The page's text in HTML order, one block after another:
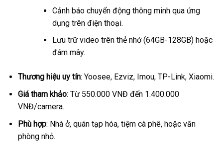
Cảnh báo chuyển động thông minh qua ứng
dụng trên điện thoại.
Lưu trữ video trên thẻ nhớ (64GB-128GB) hoặc
đám mây.
Thương hiệu uy tín: Yoosee, Ezviz, Imou, TP-Link, Xiaomi.
Giá tham khảo: Từ 550.000 VNĐ đến 1.400.000
VNĐ/camera.
Phù hợp: Nhà ở, quán tạp hóa, tiệm cà phê, hoặc văn
phòng nhỏ.